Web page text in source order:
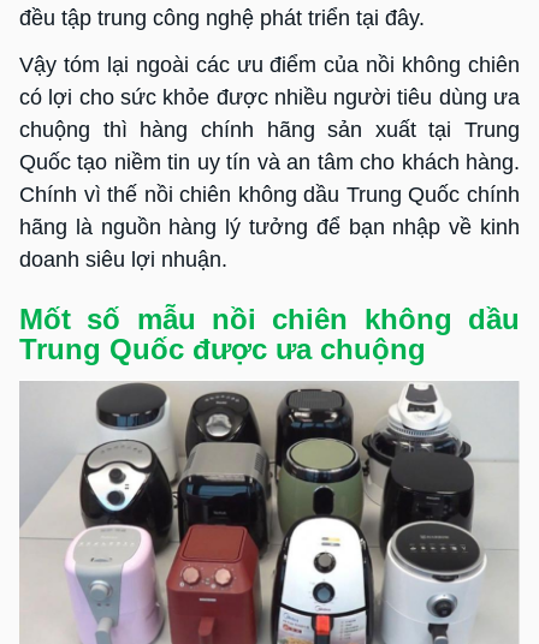
đều tập trung công nghệ phát triển tại đây.
Vậy tóm lại ngoài các ưu điểm của nồi không chiên
có lợi cho sức khỏe được nhiều người tiêu dùng ưa
chuộng thì hàng chính hãng sản xuất tại Trung
Quốc tạo niềm tin uy tín và an tâm cho khách hàng.
Chính vì thế nồi chiên không dầu Trung Quốc chính
hãng là nguồn hàng lý tưởng để bạn nhập về kinh
doanh siêu lợi nhuận.
Mốt số mẫu nồi chiên không dầu
Trung Quốc được ưa chuộng